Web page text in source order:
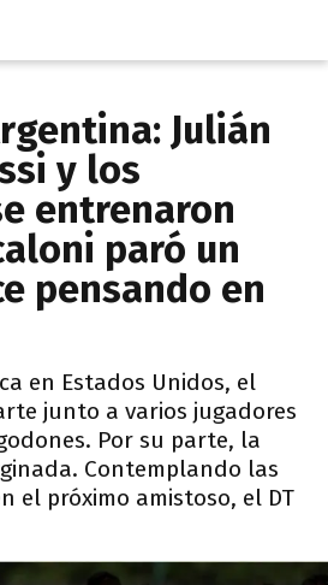
Julián
y los
entrenaron
paró un
pensando en
en Estados Unidos, el
junto a varios jugadores
Por su parte, la
Contemplando las
el próximo amistoso, el DT